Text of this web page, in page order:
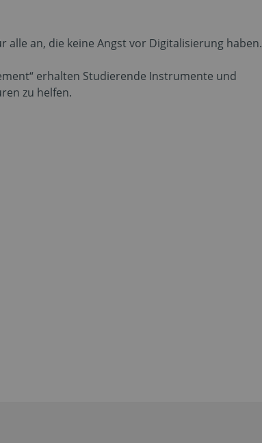
alle an, die keine Angst vor Digitalisierung haben.
erhalten Studierende Instrumente und
zu helfen.